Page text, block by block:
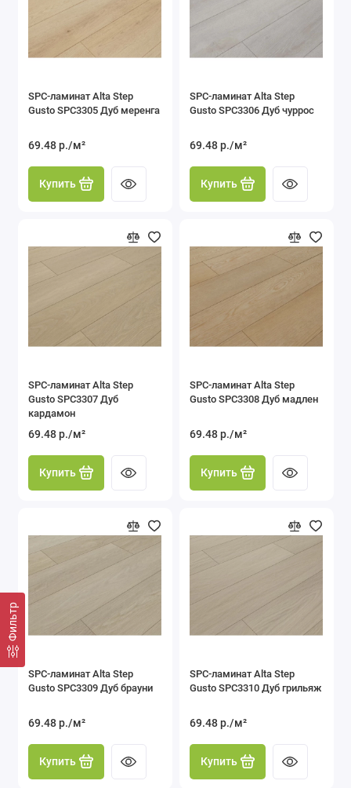
Фильтр
SPC-ламинат Alta Step
Gusto SPC3305 Дуб меренга
69.48 р./м²
Купить
SPC-ламинат Alta Step
Gusto SPC3306 Дуб чуррос
69.48 р./м²
Купить
SPC-ламинат Alta Step
Gusto SPC3307 Дуб
кардамон
69.48 р./м²
Купить
SPC-ламинат Alta Step
Gusto SPC3308 Дуб мадлен
69.48 р./м²
Купить
SPC-ламинат Alta Step
Gusto SPC3309 Дуб брауни
69.48 р./м²
Купить
SPC-ламинат Alta Step
Gusto SPC3310 Дуб грильяж
69.48 р./м²
Купить